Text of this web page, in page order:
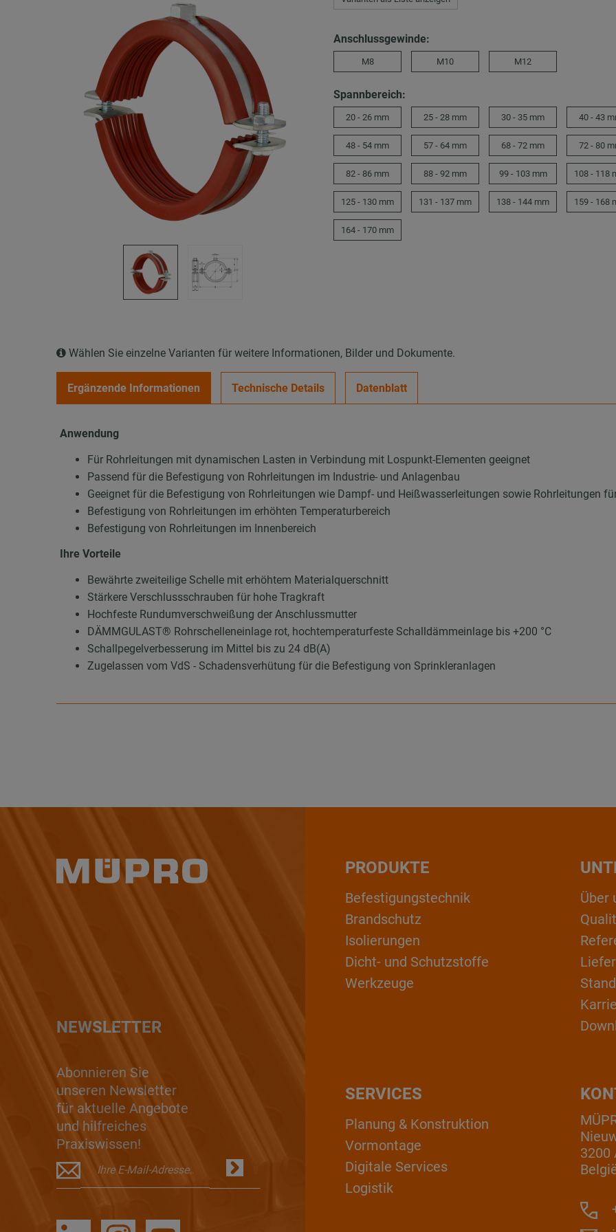
Anschlussgewinde:
M8 M10 M12
Spannbereich:
20 - 26 mm 25 - 28 mm 30 - 35 mm 40 - 43
48 - 54 mm 57 - 64 mm 68 - 72 mm 72 - 80
82 - 86 mm 88 - 92 mm 99 - 103 mm 108 - 118
125 - 130 mm 131 - 137 mm 138 - 144 mm 159 - 168
164 - 170 mm
Wählen Sie einzelne Varianten für weitere Informationen, Bilder und Dokumente.
Ergänzende Informationen Technische Details Datenblatt
Anwendung
Für Rohrleitungen mit dynamischen Lasten in Verbindung mit Lospunkt-Elementen geeignet
Passend für die Befestigung von Rohrleitungen im Industrie- und Anlagenbau
Geeignet für die Befestigung von Rohrleitungen wie Dampf- und Heißwasserleitungen sowie Rohrleitungen
Befestigung von Rohrleitungen im erhöhten Temperaturbereich
Befestigung von Rohrleitungen im Innenbereich
Ihre Vorteile
Bewährte zweiteilige Schelle mit erhöhtem Materialquerschnitt
Stärkere Verschlussschrauben für hohe Tragkraft
Hochfeste Rundumverschweißung der Anschlussmutter
DÄMMGULAST® Rohrschelleneinlage rot, hochtemperaturfeste Schalldämmeinlage bis +200 °C
Schallpegelverbesserung im Mittel bis zu 24 dB(A)
Zugelassen vom VdS - Schadensverhütung für die Befestigung von Sprinkleranlagen
NEWSLETTER
Abonnieren Sie
unseren Newsletter
für aktuelle Angebote
und hilfreiches
Praxiswissen!
PRODUKTE
Befestigungstechnik
Brandschutz
Isolierungen
Dicht- und Schutzstoffe
Werkzeuge
Über
3200
SERVICES
Planung & Konstruktion
Vormontage
Digitale Services
Logistik